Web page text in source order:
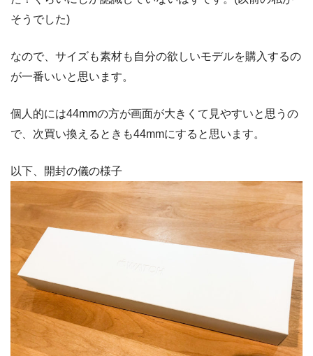
そうでした)
なので、サイズも素材も自分の欲しいモデルを購入するの
が一番いいと思います。
個人的には44mmの方が画面が大きくて見やすいと思うの
で、次買い換えるときも44mmにすると思います。
以下、開封の儀の様子